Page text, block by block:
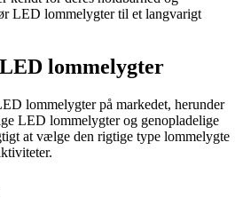
LED lommelygter til et langvarigt
lommelygter
lommelygter på markedet, herunder
LED lommelygter og genopladelige
at vælge den rigtige type lommelygte